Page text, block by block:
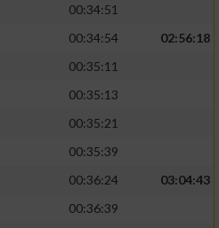
00:34:51
00:34:54
02:56:18
00:35:11
00:35:13
00:35:21
00:35:39
00:36:24
03:04:43
00:36:39